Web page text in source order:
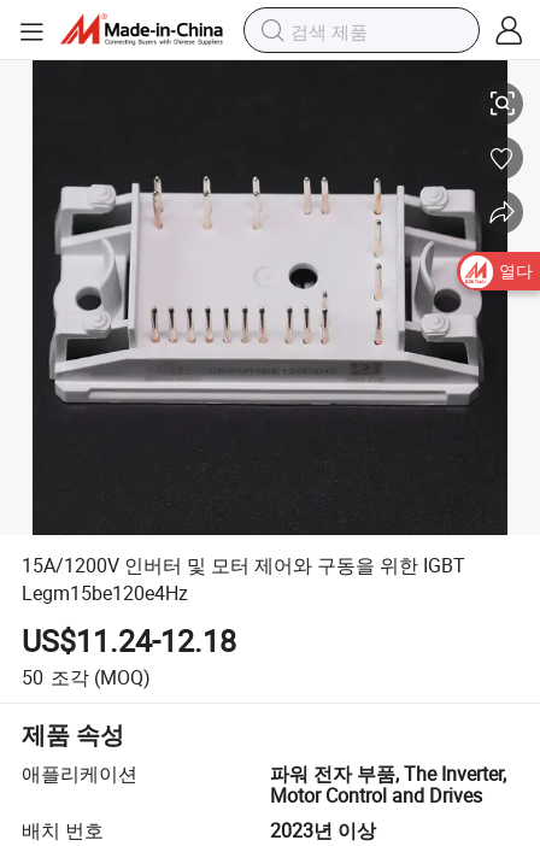
15A/1200V 인버터 및 모터 제어와 구동을 위한 IGBT
Legm15be120e4Hz
US$11.24-12.18
50 조각 (MOQ)
제품 속성
애플리케이션
파워 전자 부품, The Inverter,
Motor Control and Drives
배치 번호
2023년 이상
열다